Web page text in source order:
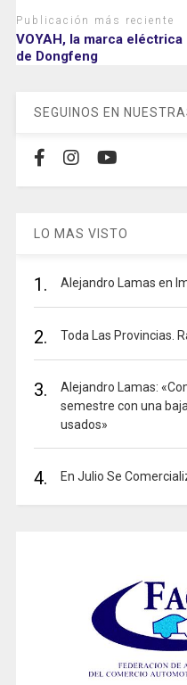
Publicación más reciente
VOYAH, la marca eléctrica
de Dongfeng
SEGUINOS EN
LO MAS VISTO
1. Alejandro Lamas en
2. Toda Las Provincias.
3.
Alejandro Lamas:
semestre con una
usados»
4. En Julio Se